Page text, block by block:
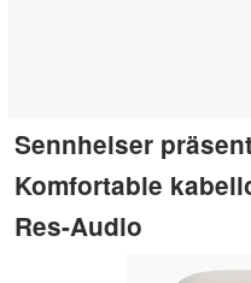
Sennheiser
Komfortable
Res-Audio